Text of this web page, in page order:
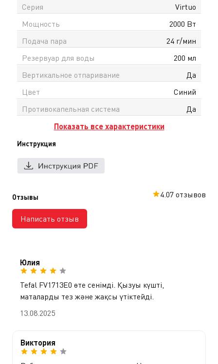
Серия
Virtuo
Мощность
2000 Вт
Подача пара
24 г/мин
Резервуар для воды
200 мл
Вертикальное отпаривание
Да
Цвет
Синий
Противокапельная система
Да
Показать все характеристики
Инструкция
Отзывы
Написать отзыв
4.07 отзывов
Юлия
Tefal FV1713E0 өте сенімді. Қызуы күшті,
маталарды тез және жақсы үтіктейді.
13.08.2025
Виктория